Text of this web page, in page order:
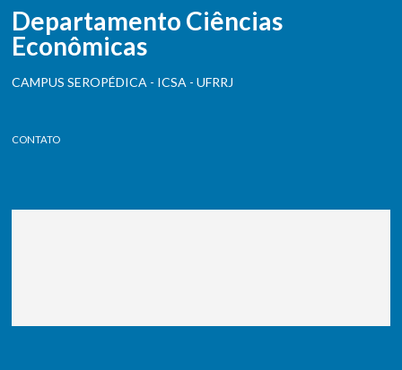
Departamento Ciências
Econômicas
CAMPUS SEROPÉDICA - ICSA - UFRRJ
CONTATO